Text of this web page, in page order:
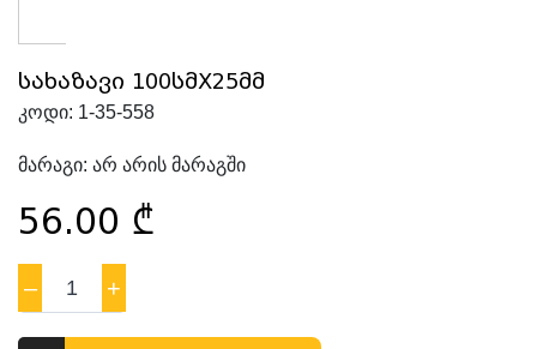
სახაზავი 100სმX25მმ
კოდი: 1-35-558
მარაგი: არ არის მარაგში
56.00 ₾
– 1 +